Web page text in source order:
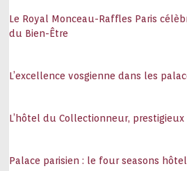
Le Royal Monceau-Raffles Paris
du Bien-Être
L’excellence vosgienne dans les
L’hôtel du Collectionneur,
Palace parisien : le four seasons hôtel